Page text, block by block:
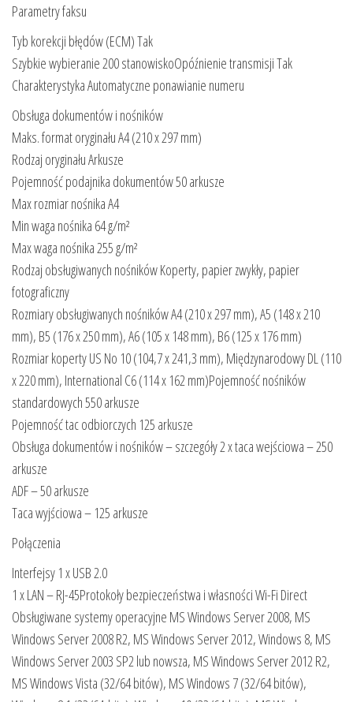
Parametry faksu
Tyb korekcji błędów (ECM) Tak
Szybkie wybieranie 200 stanowiskoOpóźnienie transmisji Tak
Charakterystyka Automatyczne ponawianie numeru
Obsługa dokumentów i nośników
Maks. format oryginału A4 (210 x 297 mm)
Rodzaj oryginału Arkusze
Pojemność podajnika dokumentów 50 arkusze
Max rozmiar nośnika A4
Min waga nośnika 64 g/m²
Max waga nośnika 255 g/m²
Rodzaj obsługiwanych nośników Koperty, papier zwykły, papier
fotograficzny
Rozmiary obsługiwanych nośników A4 (210 x 297 mm), A5 (148 x 210
mm), B5 (176 x 250 mm), A6 (105 x 148 mm), B6 (125 x 176 mm)
Rozmiar koperty US No 10 (104,7 x 241,3 mm), Międzynarodowy DL (110
x 220 mm), International C6 (114 x 162 mm)Pojemność nośników
standardowych 550 arkusze
Pojemność tac odbiorczych 125 arkusze
Obsługa dokumentów i nośników – szczegóły 2 x taca wejściowa – 250
arkusze
ADF – 50 arkusze
Taca wyjściowa – 125 arkusze
Połączenia
Interfejsy 1 x USB 2.0
1 x LAN – RJ-45Protokoły bezpieczeństwa i własności Wi-Fi Direct
Obsługiwane systemy operacyjne MS Windows Server 2008, MS
Windows Server 2008 R2, MS Windows Server 2012, Windows 8, MS
Windows Server 2003 SP2 lub nowsza, MS Windows Server 2012 R2,
MS Windows Vista (32/64 bitów), MS Windows 7 (32/64 bitów),